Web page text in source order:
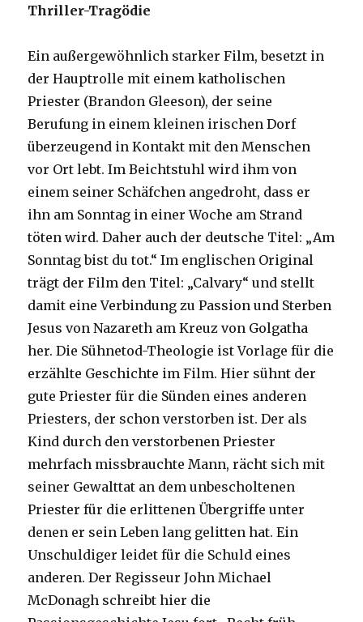
Thriller-Tragödie
Ein außergewöhnlich starker Film, besetzt in
der Hauptrolle mit einem katholischen
Priester (Brandon Gleeson), der seine
Berufung in einem kleinen irischen Dorf
überzeugend in Kontakt mit den Menschen
vor Ort lebt. Im Beichtstuhl wird ihm von
einem seiner Schäfchen angedroht, dass er
ihn am Sonntag in einer Woche am Strand
töten wird. Daher auch der deutsche Titel: „Am
Sonntag bist du tot.“ Im englischen Original
trägt der Film den Titel: „Calvary“ und stellt
damit eine Verbindung zu Passion und Sterben
Jesus von Nazareth am Kreuz von Golgatha
her. Die Sühnetod-Theologie ist Vorlage für die
erzählte Geschichte im Film. Hier sühnt der
gute Priester für die Sünden eines anderen
Priesters, der schon verstorben ist. Der als
Kind durch den verstorbenen Priester
mehrfach missbrauchte Mann, rächt sich mit
seiner Gewalttat an dem unbescholtenen
Priester für die erlittenen Übergriffe unter
denen er sein Leben lang gelitten hat. Ein
Unschuldiger leidet für die Schuld eines
anderen. Der Regisseur John Michael
McDonagh schreibt hier die